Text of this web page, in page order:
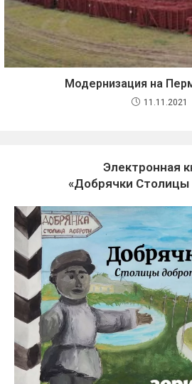
Модернизация на
11.11.2021
Электронная
«Добрячки